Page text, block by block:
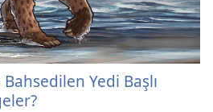
Yedi Başlı